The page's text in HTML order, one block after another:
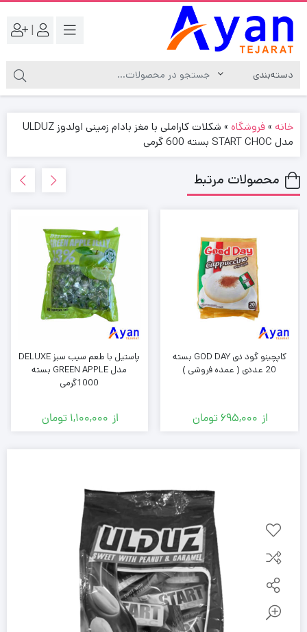
|
خانه »فروشگاه »
شکلات کاراملی با مغز بادام زمینی اولدوز ULDUZ
مدل START CHOC بسته 600 گرمی
محصولات مرتبط
کاپچینو گود دی GOD DAY بسته
20 عددی ( عمده فروشی )
از 695,000تومان
پاستیل با طعم سیب سبز DELUXE
مدل GREEN APPLE بسته
1000گرمی
از 1,100,000 تومان